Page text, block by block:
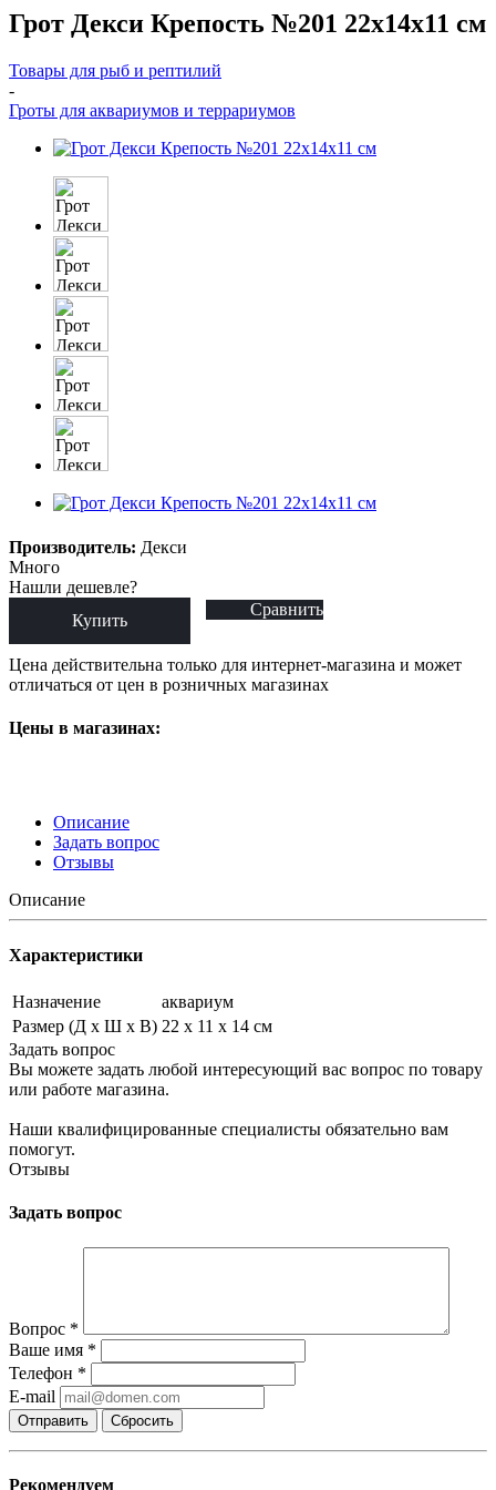
Грот Декси Крепость №201 22x14x11 см
Товары для рыб и рептилий
-
Гроты для аквариумов и террариумов
Производитель: Декси
Много
Нашли дешевле?
Купить
Сравнить
Цена действительна только для интернет-магазина и может
отличаться от цен в розничных магазинах
Цены в магазинах:
Описание
Задать вопрос
Отзывы
Описание
Характеристики
Назначение
аквариум
Размер (Д х Ш х В) 22 х 11 х 14 см
Задать вопрос
Вы можете задать любой интересующий вас вопрос по товару
или работе магазина.
Наши квалифицированные специалисты обязательно вам
помогут.
Отзывы
Задать вопрос
Вопрос *
Ваше имя *
Телефон *
E-mail
Сбросить
Рекомендуем